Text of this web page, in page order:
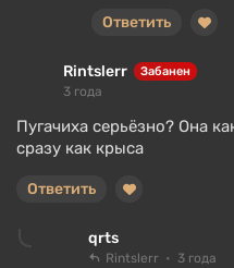
Ответить
Rintslerr Забанен
3 года
Пугачиха серьёзно? Она
сразу как крыса
Ответить
qrts
Rintslerr 3 года